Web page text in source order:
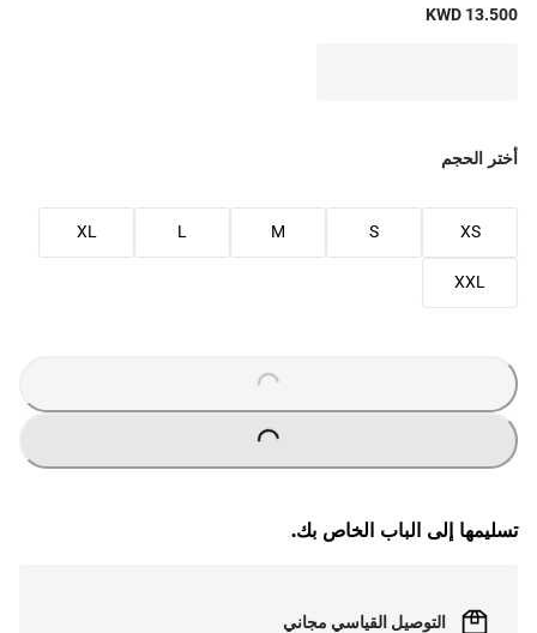
KWD 13.500
أختر الحجم
XS
S
M
L
XL
XXL
L
.
L
.
تسليمها إلى الباب الخاص بك.
التوصيل القياسي مجاني